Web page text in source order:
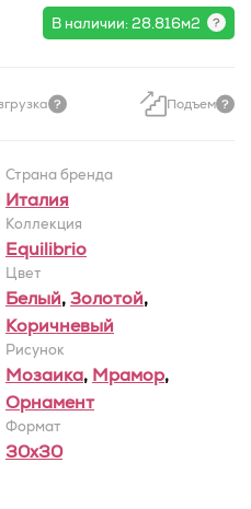
В наличии: 28.816м2
Подъем
Страна бренда
Италия
Коллекция
Equilibrio
Цвет
Белый,Золотой,
Коричневый
Рисунок
Мозаика, Мрамор,
Орнамент
Формат
30x30